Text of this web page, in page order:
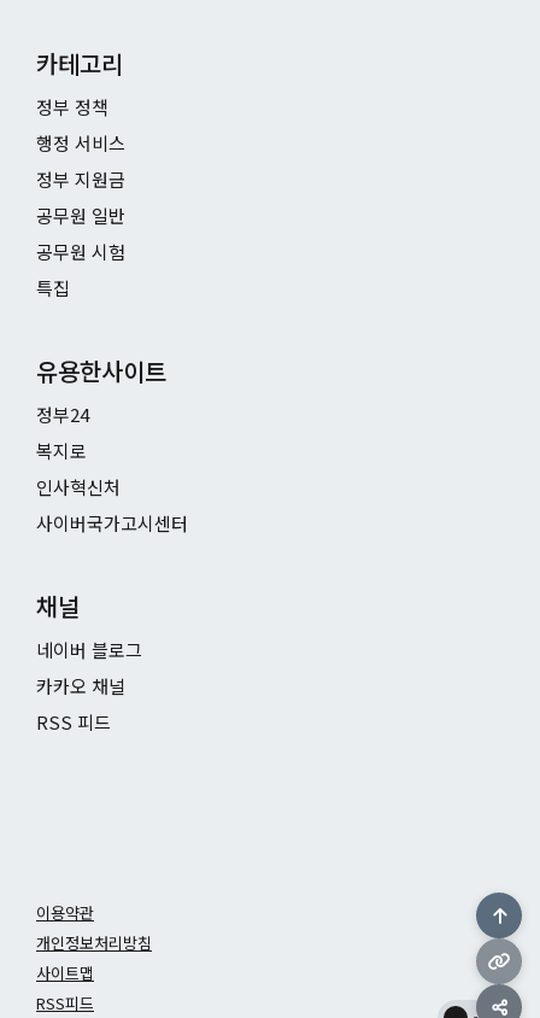
카테고리
정부 정책
행정 서비스
정부 지원금
공무원 일반
공무원 시험
특집
유용한사이트
정부24
복지로
인사혁신처
사이버국가고시센터
채널
네이버 블로그
카카오 채널
RSS 피드
이용약관
개인정보처리방침
사이트맵
RSS피드